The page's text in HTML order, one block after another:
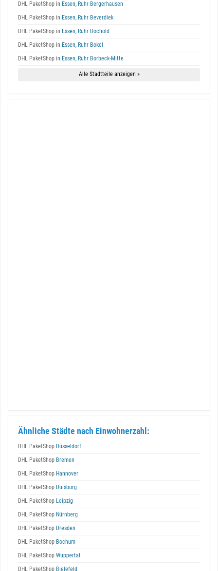
DHL PaketShop in Essen, Ruhr Bergerhausen
DHL PaketShop in Essen, Ruhr Beverdiek
DHL PaketShop in Essen, Ruhr Bochold
DHL PaketShop in Essen, Ruhr Bokel
DHL PaketShop in Essen, Ruhr Borbeck-Mitte
Alle Stadtteile anzeigen »
Ähnliche Städte nach Einwohnerzahl:
DHL PaketShop Düsseldorf
DHL PaketShop Bremen
DHL PaketShop Hannover
DHL PaketShop Duisburg
DHL PaketShop Leipzig
DHL PaketShop Nürnberg
DHL PaketShop Dresden
DHL PaketShop Bochum
DHL PaketShop Wuppertal
DHL PaketShop Bielefeld